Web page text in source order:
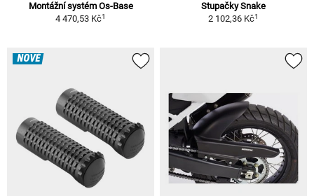
Montážní systém Os-Base
4 470,53 Kč1
Stupačky Snake
2 102,36 Kč1
NOVÉ